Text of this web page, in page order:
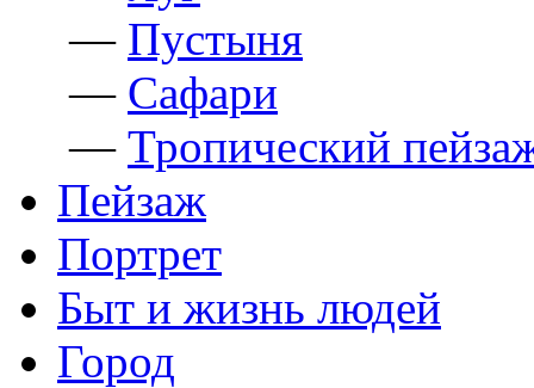
— Пустыня
— Сафари
— Тропический
Пейзаж
Портрет
Быт и жизнь людей
Город